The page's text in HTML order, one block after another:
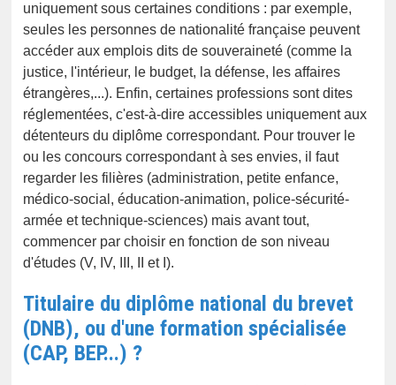
uniquement sous certaines conditions : par exemple,
seules les personnes de nationalité française peuvent
accéder aux emplois dits de souveraineté (comme la
justice, l'intérieur, le budget, la défense, les affaires
étrangères,...). Enfin, certaines professions sont dites
réglementées, c'est-à-dire accessibles uniquement aux
détenteurs du diplôme correspondant. Pour trouver le
ou les concours correspondant à ses envies, il faut
regarder les filières (administration, petite enfance,
médico-social, éducation-animation, police-sécurité-
armée et technique-sciences) mais avant tout,
commencer par choisir en fonction de son niveau
d'études (V, IV, III, II et I).
Titulaire du diplôme national du brevet
(DNB), ou d'une formation spécialisée
(CAP, BEP...) ?